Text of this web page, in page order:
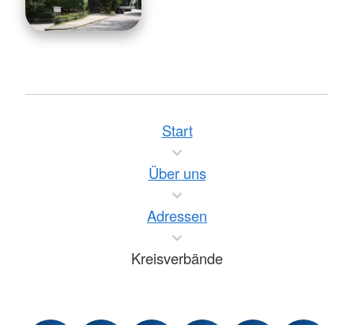
Start
Über uns
Adressen
Kreisverbände